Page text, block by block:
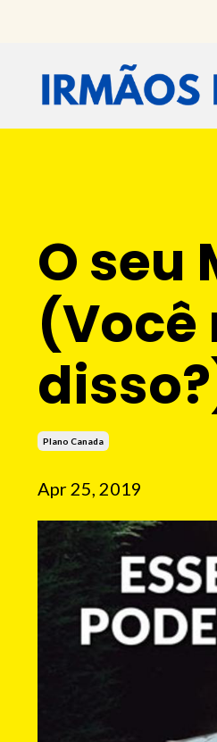
O seu
Plano Canada
Apr 25, 2019